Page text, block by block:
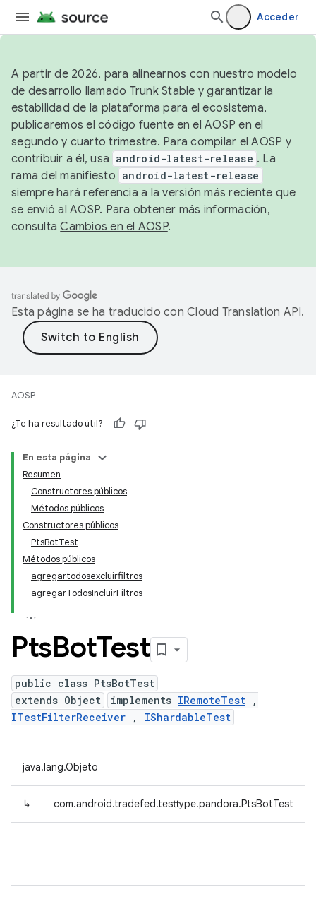
Acceder
A partir de 2026, para alinearnos con nuestro modelo
de desarrollo llamado Trunk Stable y garantizar la
estabilidad de la plataforma para el ecosistema,
publicaremos el código fuente en el AOSP en el
segundo y cuarto trimestre. Para compilar el AOSP y
contribuir a él, usa android-latest-release . La
rama del manifiesto android-latest-release
siempre hará referencia a la versión más reciente que
se envió al AOSP. Para obtener más información,
consultaCambios en el AOSP.
Esta página se ha traducido con Cloud Translation API.
AOSP
¿Te ha resultado útil?
En esta página
Resumen
Constructores públicos
Métodos públicos
Constructores públicos
PtsBotTest
Métodos públicos
agregartodosexcluirfiltros
agregarTodosIncluirFiltros
PtsBotTest
public class PtsBotTest
extends Object
implements IRemoteTest ,
ITestFilterReceiver , IShardableTest
java.lang.Objeto
↳ com.android.tradefed.testtype.pandora.PtsBotTest